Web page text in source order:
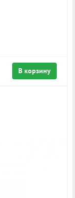
В корзину